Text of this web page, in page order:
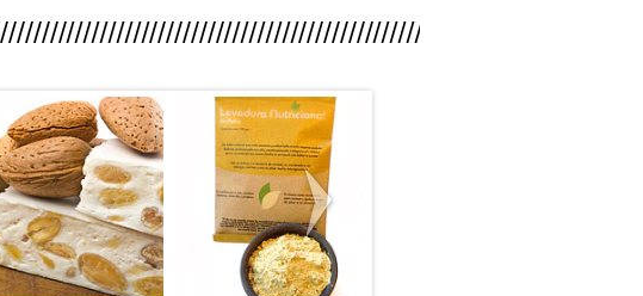
Turrón de
Almendr...
$5.990
Levadura
Nutricional
$4.990